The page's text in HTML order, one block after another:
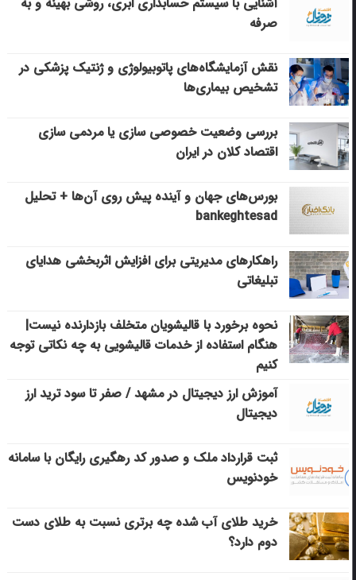
صرفه
نقش آزمایشگاه‌های پاتوبیولوژی و ژنتیک پزشکی در
تشخیص بیماری‌ها
بررسی وضعیت خصوصی سازی یا مردمی سازی
اقتصاد کلان در ایران
بورس‌های جهان و آینده پیش روی آن‌ها + تحلیل
bankeghtesad
راهکارهای مدیریتی برای افزایش اثربخشی هدایای
تبلیغاتی
نحوه برخورد با قالیشویان متخلف بازدارنده نیست|
هنگام استفاده از خدمات قالیشویی به چه نکاتی توجه
کنیم
آموزش ارز دیجیتال در مشهد / صفر تا سود ترید ارز
دیجیتال
ثبت قرارداد ملک و صدور کد رهگیری رایگان با سامانه
خودنویس
خرید طلای آب شده چه برتری نسبت به طلای دست
دوم دارد؟